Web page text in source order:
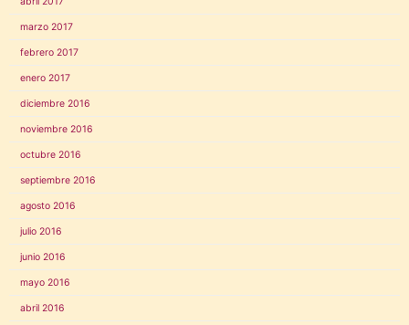
marzo 2017
febrero 2017
enero 2017
diciembre 2016
noviembre 2016
octubre 2016
septiembre 2016
agosto 2016
julio 2016
junio 2016
mayo 2016
abril 2016